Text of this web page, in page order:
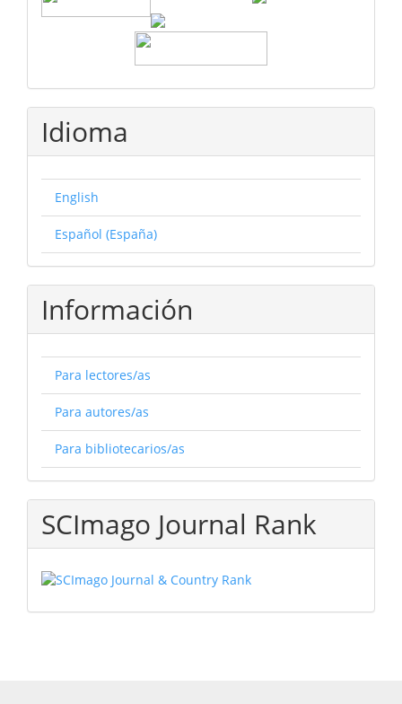
Idioma
English
Español (España)
Información
Para lectores/as
Para autores/as
Para bibliotecarios/as
SCImago Journal Rank